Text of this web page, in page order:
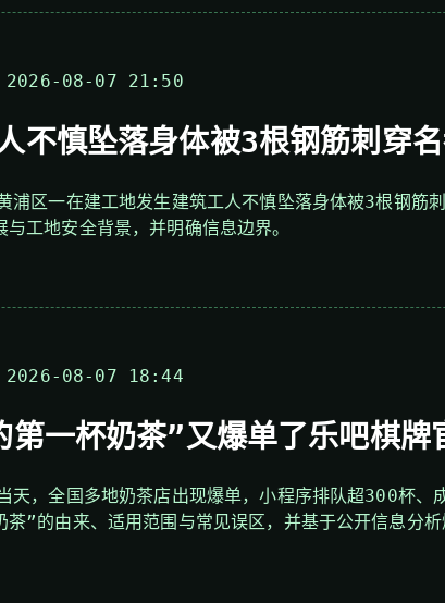
2026-08-07 21:50
不慎坠落身体被3根钢筋刺穿
浦区一在建工地发生建筑工人不慎坠落身体被3根钢筋
与工地安全背景，并明确信息边界。
2026-08-07 18:44
第一杯奶茶”又爆单了乐吧棋牌
天，全国多地奶茶店出现爆单，小程序排队超300杯
茶”的由来、适用范围与常见误区，并基于公开信息分